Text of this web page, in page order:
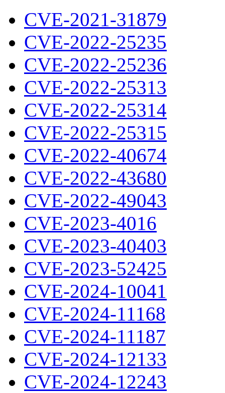
CVE-2021-31879
CVE-2022-25235
CVE-2022-25236
CVE-2022-25313
CVE-2022-25314
CVE-2022-25315
CVE-2022-40674
CVE-2022-43680
CVE-2022-49043
CVE-2023-4016
CVE-2023-40403
CVE-2023-52425
CVE-2024-10041
CVE-2024-11168
CVE-2024-11187
CVE-2024-12133
CVE-2024-12243